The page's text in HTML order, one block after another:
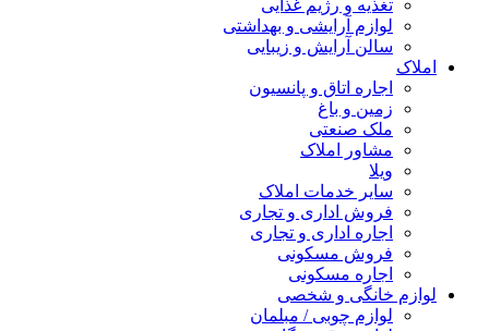
تغذیه و رژیم غذایی
لوازم آرایشی و بهداشتی
سالن آرایش و زیبایی
املاک
اجاره اتاق و پانسیون
زمین و باغ
ملک صنعتی
مشاور املاک
ویلا
سایر خدمات املاک
فروش اداری و تجاری
اجاره اداری و تجاری
فروش مسکونی
اجاره مسکونی
لوازم خانگی و شخصی
لوازم چوبی / مبلمان